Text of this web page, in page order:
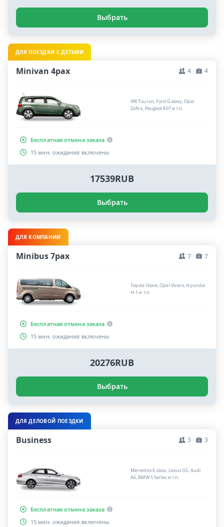
Выбрать
ДЛЯ ПОЕЗДКИ С ДЕТЬМИ
Minivan 4pax 4 4
VW Touran, Ford Galaxy, Opel
Zafira, Peugeot 807 и т.п.
Бесплатная отмена заказа
15 мин. ожидания включены
17539RUB
Выбрать
ДЛЯ КОМПАНИИ
Minibus 7pax 7 7
Toyota Hiace, Opel Vivaro, Hyundai
H-1 и т.п.
Бесплатная отмена заказа
15 мин. ожидания включены
20276RUB
Выбрать
ДЛЯ ДЕЛОВОЙ ПОЕЗДКИ
Business 3 3
Mercedes E-class, Lexus GS, Audi
A6, BMW 5 Series и т.п.
Бесплатная отмена заказа
15 мин. ожидания включены